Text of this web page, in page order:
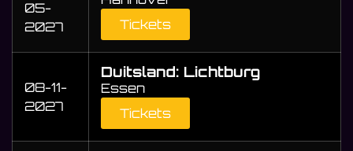
05-
2027
Tickets
08-11-
2027
Duitsland: Lichtburg
Essen
Tickets